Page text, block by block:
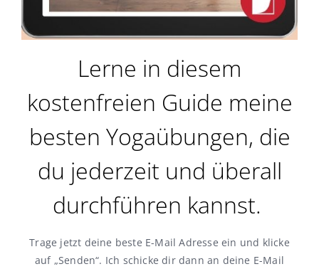
Lerne in diesem
kostenfreien Guide meine
besten Yogaübungen, die
du jederzeit und überall
durchführen kannst.
Trage jetzt deine beste E-Mail Adresse ein und klicke
auf „Senden“. Ich schicke dir dann an deine E-Mail